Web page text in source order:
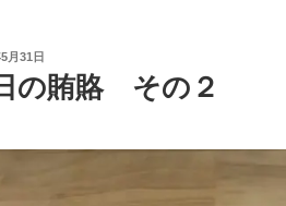
月31日
の賄賂 その２